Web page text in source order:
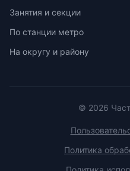
Занятия и секции
По станции метро
На округу и району
© 2026
Политика